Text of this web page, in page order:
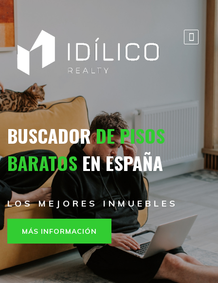
BUSCADORDE PISOS
BARATOS EN ESPAÑA
LOS MEJORES INMUEBLES
MÁS INFORMACIÓN